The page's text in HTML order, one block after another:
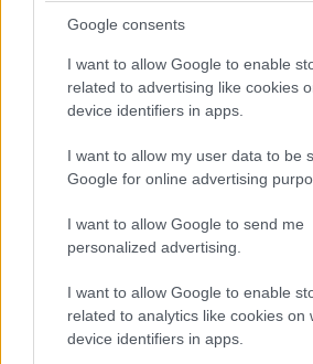
Google consents
I want to allow Google to enable
related to advertising like cookies
device identifiers in apps.
I want to allow my user data to be
Google for online advertising
I want to allow Google to send me
personalized advertising.
I want to allow Google to enable
related to analytics like cookies on
device identifiers in apps.
επίθεση στο λιμάνι Ρεθύμνου
5 άτομα